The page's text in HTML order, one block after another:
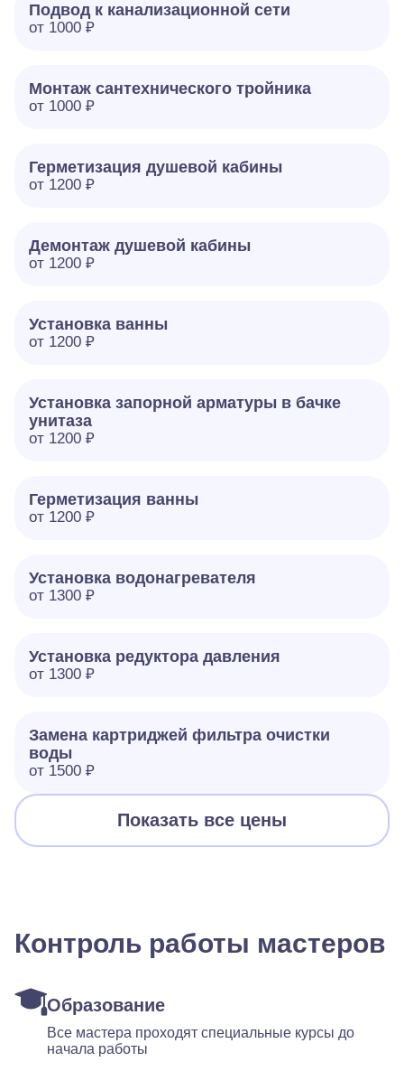
Подвод к канализационной сети
от 1000 ₽
Монтаж сантехнического тройника
от 1000 ₽
Герметизация душевой кабины
от 1200 ₽
Демонтаж душевой кабины
от 1200 ₽
Установка ванны
от 1200 ₽
Установка запорной арматуры в бачке
унитаза
от 1200 ₽
Герметизация ванны
от 1200 ₽
Установка водонагревателя
от 1300 ₽
Установка редуктора давления
от 1300 ₽
Замена картриджей фильтра очистки
воды
от 1500 ₽
Показать все цены
Контроль работы мастеров
Образование
Все мастера проходят специальные курсы до
начала работы